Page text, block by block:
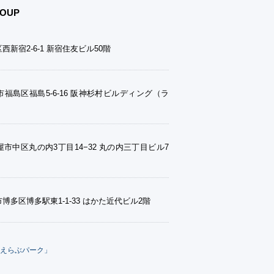
新宿2-6-1 新宿住友ビル50階
福島区福島5-6-16 阪神杉村ビルディング（ラ
市中区丸の内3丁目14−32 丸の内三丁目ビル7
多区博多駅東1-1-33 はかた近代ビル2階
らぶパーク」